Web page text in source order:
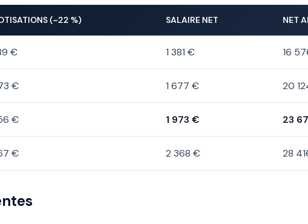
(~22 %) SALAIRE NET NET
€ 1 381 € 16
€ 1 677 € 20
€ 1 973 € 23
€ 2 368 € 28